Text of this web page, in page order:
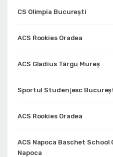
CS Olimpia București
ACS Rookies Oradea
ACS Gladius Târgu Mureș
Sportul Studenţesc
ACS Rookies Oradea
ACS Napoca Baschet School
Napoca